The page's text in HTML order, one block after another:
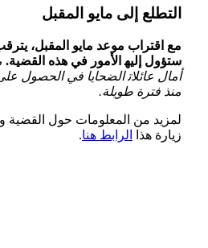
التطلع إلى مايو المقبل
مع اقتراب موعد مايو المقبل،
ستؤول إليه‍ الأمور في ‌هذه القضية.
أمال عائلات‍ الضحايا في الحصول على
منذ فترة طويلة.
لمزيد من المعلومات حول القضية⁣
زيارة هذا الرابط هنا.